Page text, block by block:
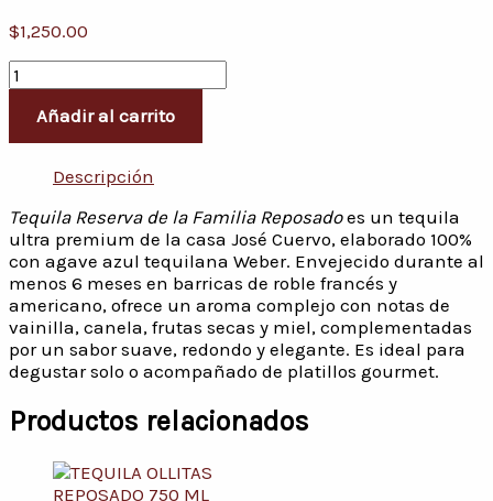
$1,250.00
Añadir al carrito
Descripción
Tequila Reserva de la Familia Reposadoes un tequila
ultra premium de la casa José Cuervo, elaborado 100%
con agave azul tequilana Weber. Envejecido durante al
menos 6 meses en barricas de roble francés y
americano, ofrece un aroma complejo con notas de
vainilla, canela, frutas secas y miel, complementadas
por un sabor suave, redondo y elegante. Es ideal para
degustar solo o acompañado de platillos gourmet.
Productos relacionados